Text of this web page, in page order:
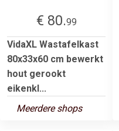
€ 80.99
VidaXL Wastafelkast
80x33x60 cm bewerkt
hout gerookt
eikenkl...
Meerdere shops